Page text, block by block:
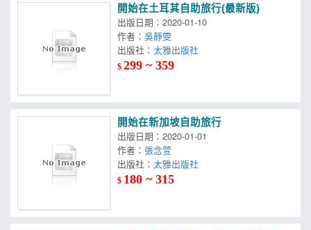
開始在土耳其自助旅行(最新版)
出版日期：2020-01-10
作者：吳靜雯
出版社：
$299 ~ 359
開始在新加坡自助旅行
出版日期：2020-01-01
作者：張念萱
出版社：
$ 180 ~ 315